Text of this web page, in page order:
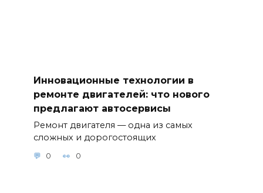
Инновационные технологии в
ремонте двигателей: что нового
предлагают автосервисы
Ремонт двигателя — одна из самых
сложных и дорогостоящих
0 0